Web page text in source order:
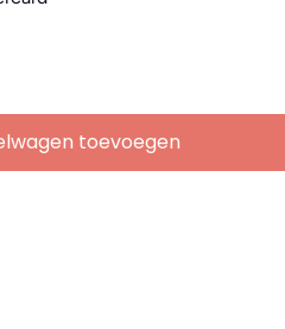
toevoegen